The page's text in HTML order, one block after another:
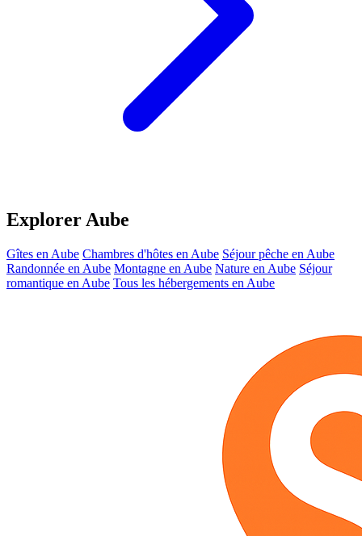
Explorer Aube
Gîtes en Aube Chambres d'hôtes en Aube Séjour pêche en Aube
Randonnée en Aube Montagne en Aube Nature en Aube Séjour
romantique en Aube Tous les hébergements en Aube